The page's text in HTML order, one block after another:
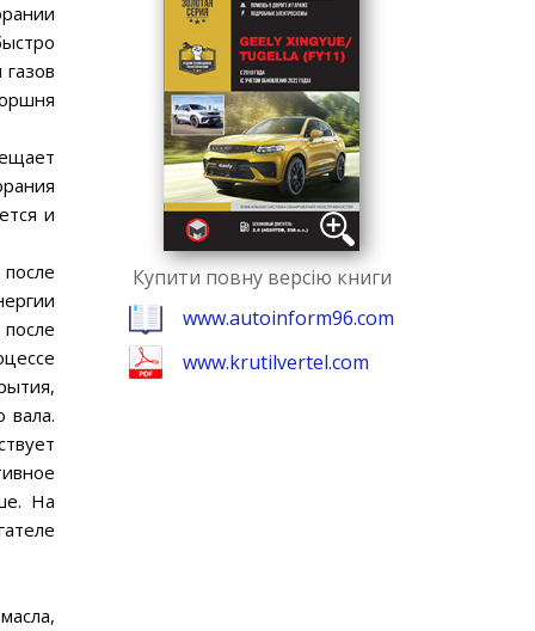
Купити повну версію книги
www.autoinform96.com
www.krutilvertel.com
и
вала.
На